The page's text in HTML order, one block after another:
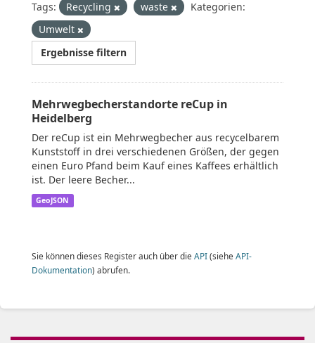
Tags: Recycling waste
Kategorien:
Umwelt
Ergebnisse filtern
Mehrwegbecherstandorte reCup in
Heidelberg
Der reCup ist ein Mehrwegbecher aus recycelbarem
Kunststoff in drei verschiedenen Größen, der gegen
einen Euro Pfand beim Kauf eines Kaffees erhältlich
ist. Der leere Becher...
GeoJSON
Sie können dieses Register auch über die API(siehe API-
Dokumentation) abrufen.